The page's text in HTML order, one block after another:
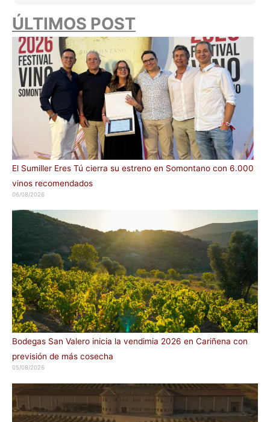
ÚLTIMOS POST
El Sumiller Eres Tú cierra su estreno en Somontano con 6.000
vinos recomendados
06/08/2026
Bodegas San Valero inicia la vendimia 2026 en Cariñena con
previsión de más cosecha
05/08/2026